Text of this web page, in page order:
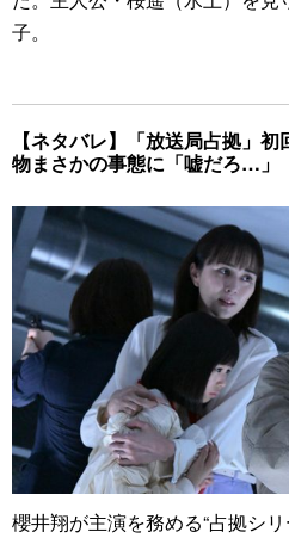
子。
【ネタバレ】「放送局占拠」
物まさかの事態に「嘘だろ…」
櫻井翔が主演を務める“占拠シ